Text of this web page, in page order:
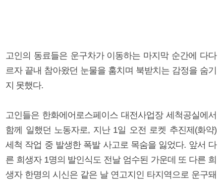
고인의 동료들은 운구차가 이동하는 마지막 순간에 다다
르자 끝내 참아왔던 눈물을 훔치며 북받치는 감정을 숨기
지 못했다.
고인들은 한화에어로스페이스 대전사업장 세척공실에서
함께 일했던 노동자로, 지난 1일 오전 로켓 추진제(화약)
세척 작업 중 발생한 폭발 사고로 목숨을 잃었다. 앞서 다
른 희생자 1명의 발인식도 전날 엄수된 가운데 또 다른 희
생자 한명의 시신은 같은 날 연고지인 타지역으로 운구돼